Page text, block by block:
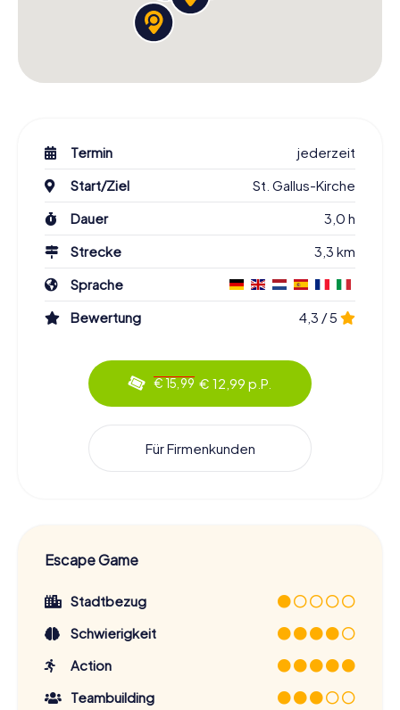
Termin
jederzeit
Start/Ziel
St. Gallus-Kirche
Dauer
3,0 h
Strecke
3,3 km
Sprache
Bewertung
4,3 / 5
€ 15,99 € 12,99 p.P.
Für Firmenkunden
Escape Game
Stadtbezug
Schwierigkeit
Action
Teambuilding